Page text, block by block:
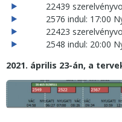
22439
2576 indul: 17:00
22423
2548 indul: 20:00
2021. április 23-án, a